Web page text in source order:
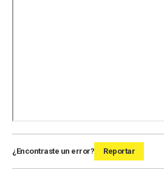
¿Encontraste un error? Reportar